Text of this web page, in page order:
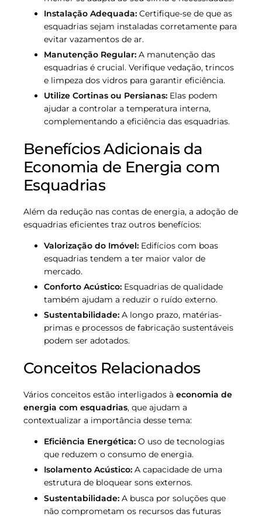
Instalação Adequada: Certifique-se de que as
esquadrias sejam instaladas corretamente para
evitar vazamentos de ar.
Manutenção Regular: A manutenção das
esquadrias é crucial. Verifique vedação, trincos
e limpeza dos vidros para garantir eficiência.
Utilize Cortinas ou Persianas: Elas podem
ajudar a controlar a temperatura interna,
complementando a eficiência das esquadrias.
Benefícios Adicionais da
Economia de Energia com
Esquadrias
Além da redução nas contas de energia, a adoção de
esquadrias eficientes traz outros benefícios:
Valorização do Imóvel: Edifícios com boas
esquadrias tendem a ter maior valor de
mercado.
Conforto Acústico: Esquadrias de qualidade
também ajudam a reduzir o ruído externo.
Sustentabilidade: A longo prazo, matérias-
primas e processos de fabricação sustentáveis
podem ser adotados.
Conceitos Relacionados
Vários conceitos estão interligados à economia de
energia com esquadrias, que ajudam a
contextualizar a importância desse tema:
Eficiência Energética: O uso de tecnologias
que reduzem o consumo de energia.
Isolamento Acústico: A capacidade de uma
estrutura de bloquear sons externos.
Sustentabilidade: A busca por soluções que
não comprometam os recursos das futuras